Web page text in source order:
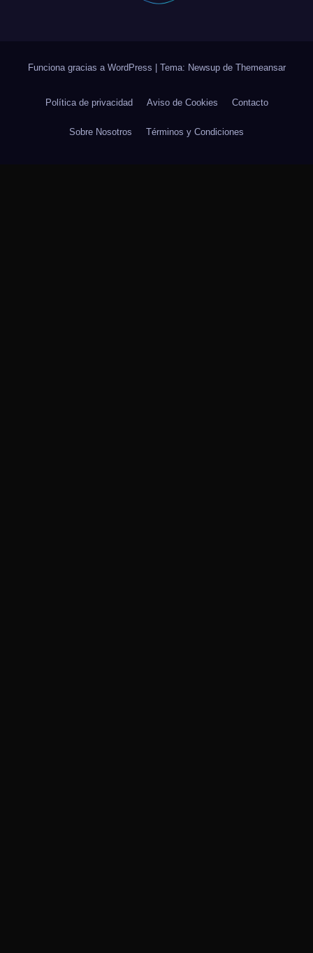
Funciona gracias a WordPress | Tema: Newsup de Themeansar
Política de privacidad Aviso de Cookies Contacto
Sobre Nosotros Términos y Condiciones